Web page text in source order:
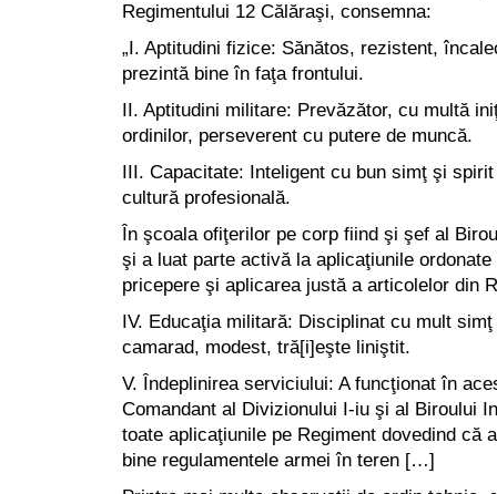
Regimentului 12 Călăraşi, consemna:
„I. Aptitudini fizice: Sănătos, rezistent,
prezintă bine în faţa frontului.
II. Aptitudini militare: Prevăzător, cu multă
ordinilor, perseverent cu putere de muncă.
III. Capacitate: Inteligent cu bun simţ şi
cultură profesională.
În şcoala ofiţerilor pe corp fiind şi şef al
şi a luat parte activă la aplicaţiunile
pricepere şi aplicarea justă a articolelor din
IV. Educaţia militară: Disciplinat cu mult
camarad, modest, tră[i]eşte liniştit.
V. Îndeplinirea serviciului: A funcţionat în
Comandant al Divizionului I-iu şi al Biroului
toate aplicaţiunile pe Regiment dovedind că
bine regulamentele armei în teren […]